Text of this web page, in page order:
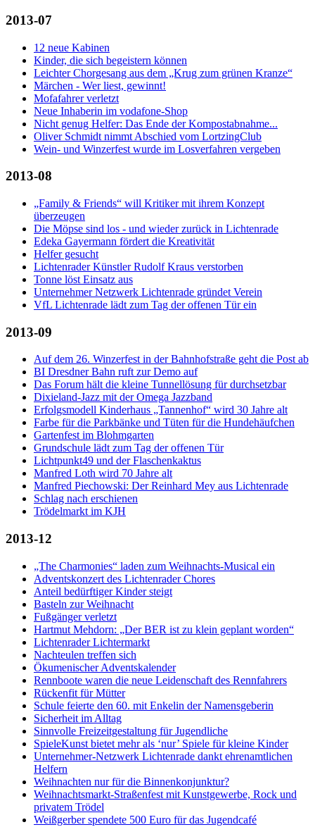
2013-07
12 neue Kabinen
Kinder, die sich begeistern können
Leichter Chorgesang aus dem „Krug zum grünen Kranze“
Märchen - Wer liest, gewinnt!
Mofafahrer verletzt
Neue Inhaberin im vodafone-Shop
Nicht genug Helfer: Das Ende der Kompostabnahme...
Oliver Schmidt nimmt Abschied vom LortzingClub
Wein- und Winzerfest wurde im Losverfahren vergeben
2013-08
„Family & Friends“ will Kritiker mit ihrem Konzept
überzeugen
Die Möpse sind los - und wieder zurück in Lichtenrade
Edeka Gayermann fördert die Kreativität
Helfer gesucht
Lichtenrader Künstler Rudolf Kraus verstorben
Tonne löst Einsatz aus
Unternehmer Netzwerk Lichtenrade gründet Verein
VfL Lichtenrade lädt zum Tag der offenen Tür ein
2013-09
Auf dem 26. Winzerfest in der Bahnhofstraße geht die Post ab
BI Dresdner Bahn ruft zur Demo auf
Das Forum hält die kleine Tunnellösung für durchsetzbar
Dixieland-Jazz mit der Omega Jazzband
Erfolgsmodell Kinderhaus „Tannenhof“ wird 30 Jahre alt
Farbe für die Parkbänke und Tüten für die Hundehäufchen
Gartenfest im Blohmgarten
Grundschule lädt zum Tag der offenen Tür
Lichtpunkt49 und der Flaschenkaktus
Manfred Loth wird 70 Jahre alt
Manfred Piechowski: Der Reinhard Mey aus Lichtenrade
Schlag nach erschienen
Trödelmarkt im KJH
2013-12
„The Charmonies“ laden zum Weihnachts-Musical ein
Adventskonzert des Lichtenrader Chores
Anteil bedürftiger Kinder steigt
Basteln zur Weihnacht
Fußgänger verletzt
Hartmut Mehdorn: „Der BER ist zu klein geplant worden“
Lichtenrader Lichtermarkt
Nachteulen treffen sich
Ökumenischer Adventskalender
Rennboote waren die neue Leidenschaft des Rennfahrers
Rückenfit für Mütter
Schule feierte den 60. mit Enkelin der Namensgeberin
Sicherheit im Alltag
Sinnvolle Freizeitgestaltung für Jugendliche
SpieleKunst bietet mehr als ‘nur’ Spiele für kleine Kinder
Unternehmer-Netzwerk Lichtenrade dankt ehrenamtlichen
Helfern
Weihnachten nur für die Binnenkonjunktur?
Weihnachtsmarkt-Straßenfest mit Kunstgewerbe, Rock und
privatem Trödel
Weißgerber spendete 500 Euro für das Jugendcafé